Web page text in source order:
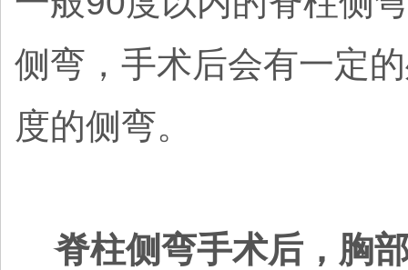
侧弯，手术后会有一定
度的侧弯。
脊柱侧弯手术后，胸